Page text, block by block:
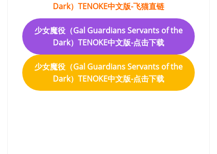
Dark）TENOKE中文版-飞猫直链
少女魔役（Gal Guardians Servants of the
Dark）TENOKE中文版-点击下载
少女魔役（Gal Guardians Servants of the
Dark）TENOKE中文版-点击下载